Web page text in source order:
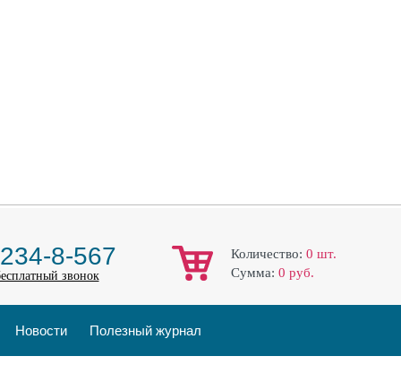
8-567
звонок
Количество: 0 шт.
Cумма: 0 руб.
Новости Полезный журнал